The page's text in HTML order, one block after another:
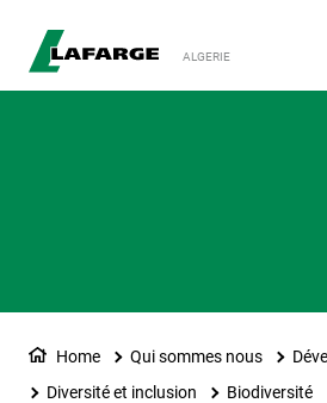
ALGERIE
Home Qui sommes nous
Diversité et inclusion
Biodiversité